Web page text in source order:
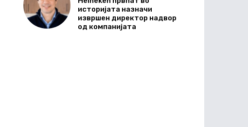
историјата назначи
извршен директор надвор
од компанијата